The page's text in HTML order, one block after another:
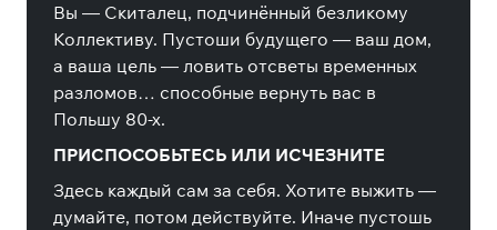
Вы — Скиталец, подчинённый безликому
Коллективу. Пустоши будущего — ваш дом,
а ваша цель — ловить отсветы временных
разломов… способные вернуть вас в
Польшу 80-х.
ПРИСПОСОБЬТЕСЬ ИЛИ ИСЧЕЗНИТЕ
Здесь каждый сам за себя. Хотите выжить —
думайте, потом действуйте. Иначе пустошь